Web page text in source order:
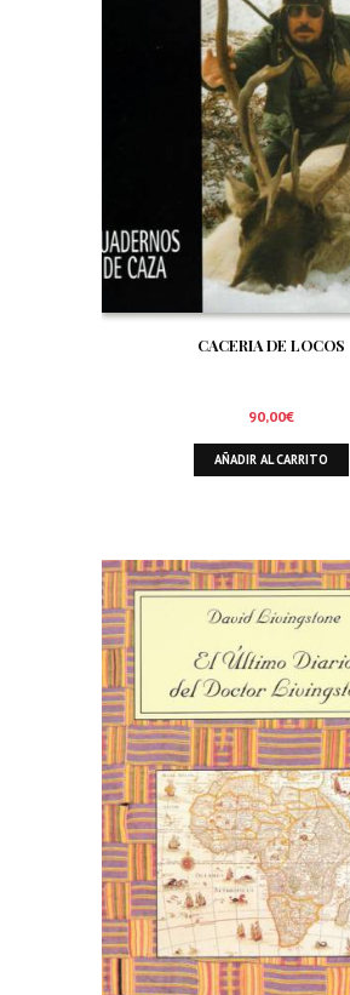
CACERIA DE LOCOS
90,00€
AÑADIR AL CARRITO